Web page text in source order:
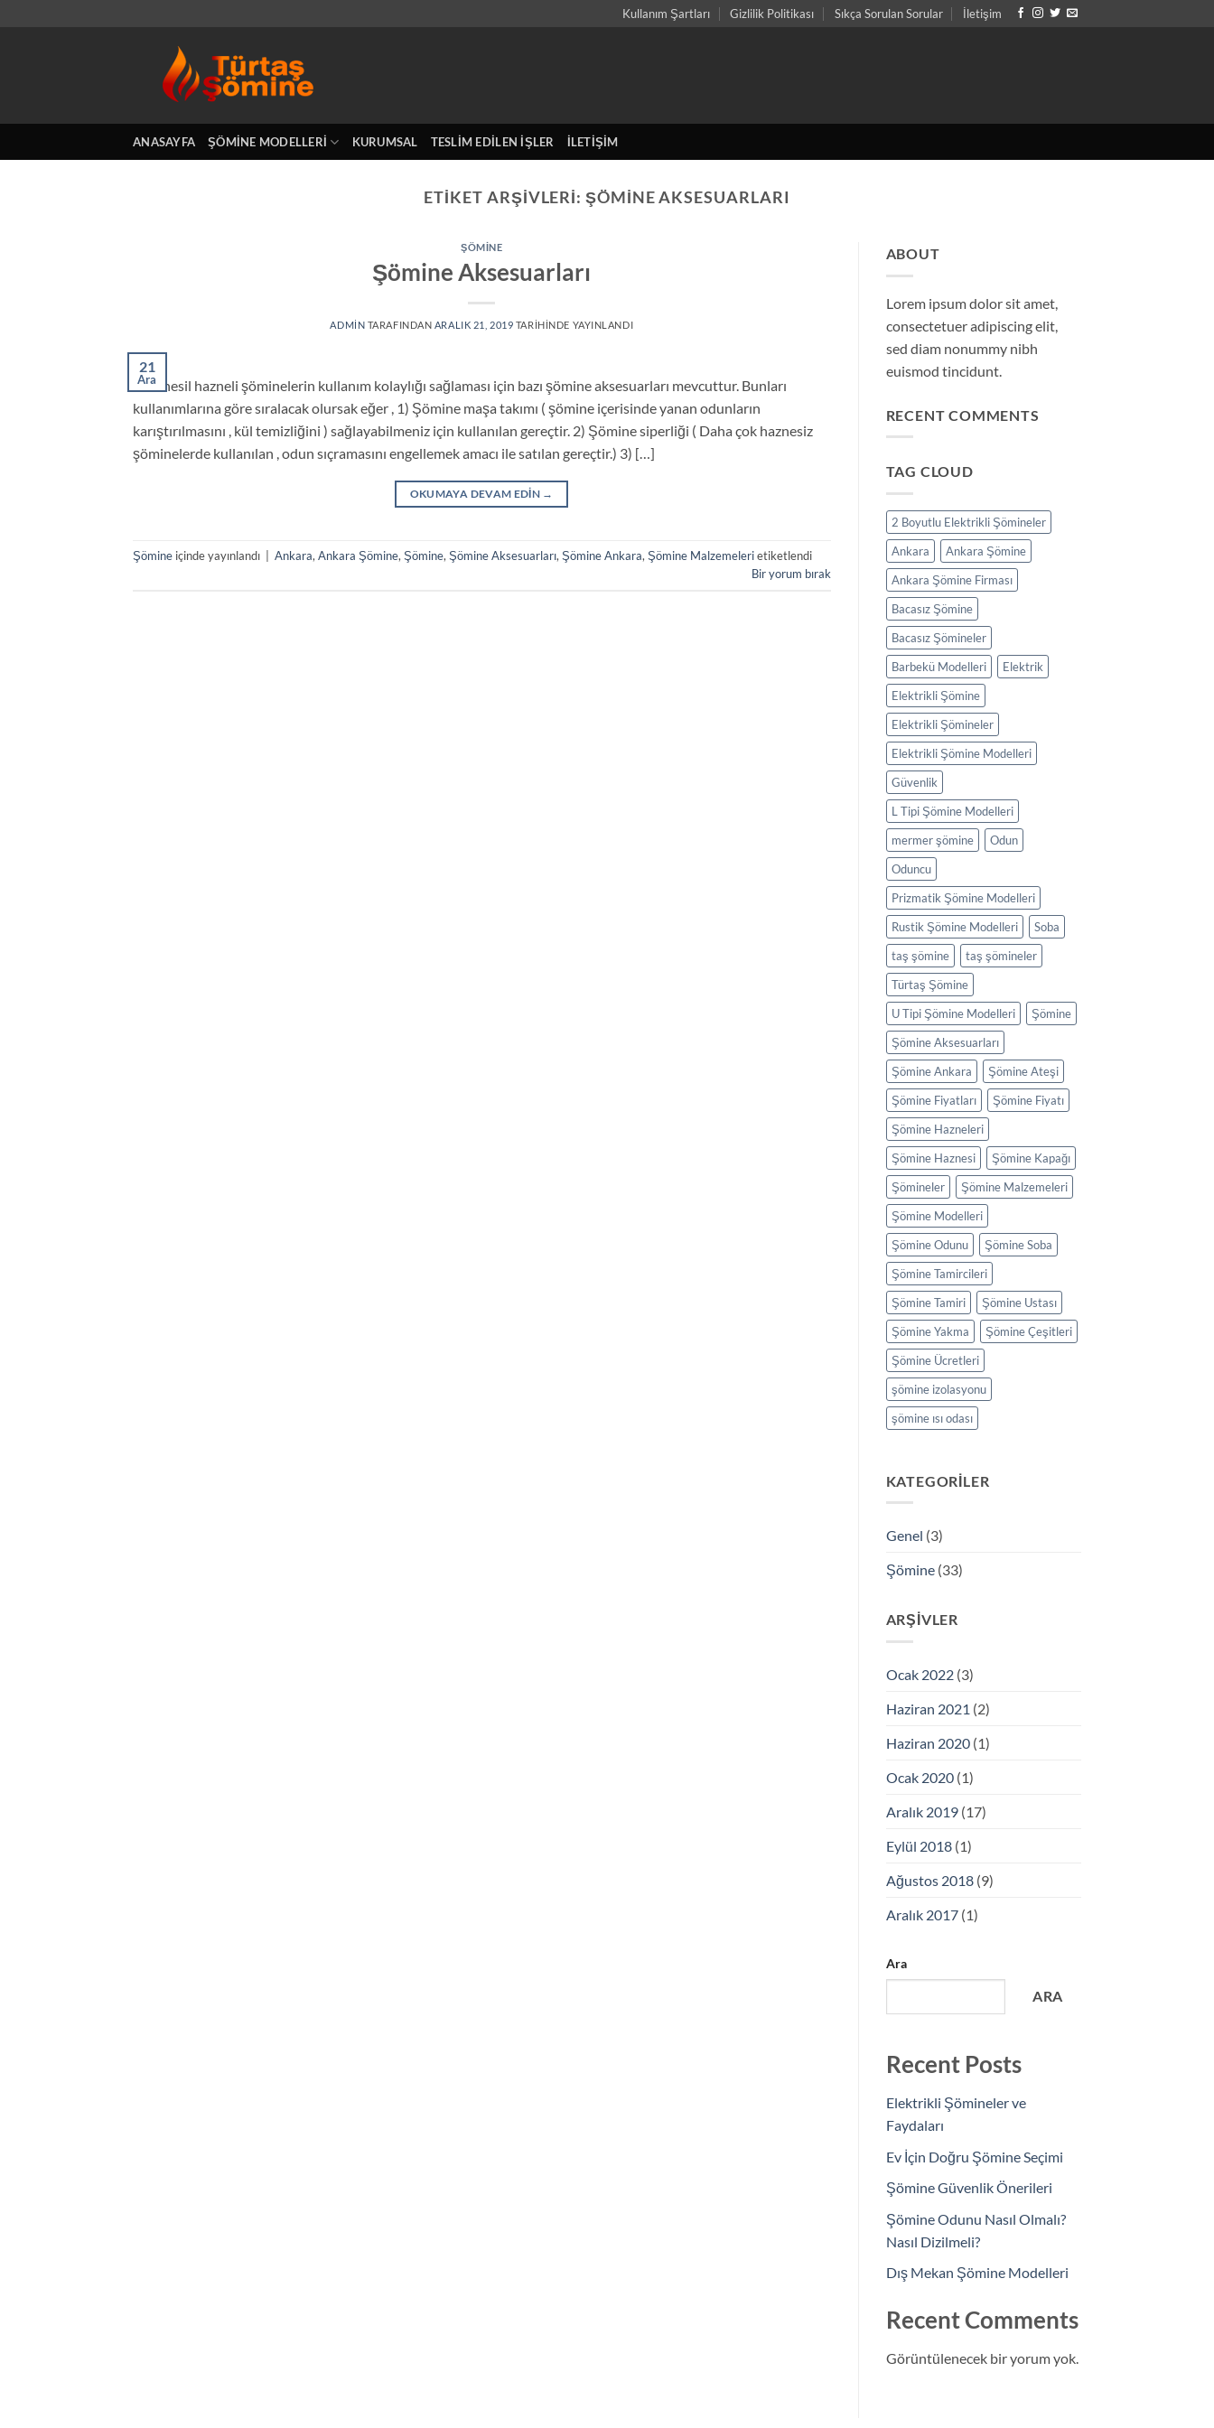
Kullanım Şartları Gizlilik Politikası Sıkça Sorulan Sorular İletişim
ANASAYFA ŞÖMINE MODELLERI KURUMSAL TESLIM EDILEN İŞLER İLETIŞIM
ETIKET ARŞIVLERI:ŞÖMINE AKSESUARLARI
ŞÖMINE
Şömine Aksesuarları
ADMIN TARAFINDAN ARALIK 21, 2019 TARIHINDE YAYINLANDI
21
Ara
Yeni nesil hazneli şöminelerin kullanım kolaylığı sağlaması için bazı şömine aksesuarları mevcuttur. Bunları
kullanımlarına göre sıralacak olursak eğer , 1) Şömine maşa takımı ( şömine içerisinde yanan odunların
karıştırılmasını , kül temizliğini ) sağlayabilmeniz için kullanılan gereçtir. 2) Şömine siperliği ( Daha çok haznesiz
şöminelerde kullanılan , odun sıçramasını engellemek amacı ile satılan gereçtir.) 3) […]
OKUMAYA DEVAM EDIN →
Şömine içinde yayınlandı Ankara, Ankara Şömine, Şömine, Şömine Aksesuarları, Şömine Ankara, Şömine Malzemelerietiketlendi
Bir yorum bırak
ABOUT
Lorem ipsum dolor sit amet,
consectetuer adipiscing elit,
sed diam nonummy nibh
euismod tincidunt.
RECENT COMMENTS
TAG CLOUD
2 Boyutlu Elektrikli Şömineler
Ankara
Ankara Şömine
Ankara Şömine Firması
Bacasız Şömine
Bacasız Şömineler
Barbekü Modelleri
Elektrik
Elektrikli Şömine
Elektrikli Şömineler
Elektrikli Şömine Modelleri
Güvenlik
L Tipi Şömine Modelleri
mermer şömine
Odun
Oduncu
Prizmatik Şömine Modelleri
Rustik Şömine Modelleri
Soba
taş şömine
taş şömineler
Türtaş Şömine
U Tipi Şömine Modelleri
Şömine
Şömine Aksesuarları
Şömine Ankara
Şömine Ateşi
Şömine Fiyatları
Şömine Fiyatı
Şömine Hazneleri
Şömine Haznesi
Şömine Kapağı
Şömineler
Şömine Malzemeleri
Şömine Modelleri
Şömine Odunu
Şömine Soba
Şömine Tamircileri
Şömine Tamiri
Şömine Ustası
Şömine Yakma
Şömine Çeşitleri
Şömine Ücretleri
şömine izolasyonu
şömine ısı odası
KATEGORILER
Genel (3)
Şömine(33)
ARŞIVLER
Ocak 2022(3)
Haziran 2021 (2)
Haziran 2020(1)
Ocak 2020(1)
Aralık 2019(17)
Eylül 2018(1)
Ağustos 2018(9)
Aralık 2017(1)
Ara
ARA
Recent Posts
Elektrikli Şömineler ve
Faydaları
Ev İçin Doğru Şömine Seçimi
Şömine Güvenlik Önerileri
Şömine Odunu Nasıl Olmalı?
Nasıl Dizilmeli?
Dış Mekan Şömine Modelleri
Recent Comments
Görüntülenecek bir yorum yok.